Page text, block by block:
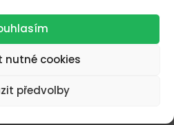
nutné cookies
předvolby